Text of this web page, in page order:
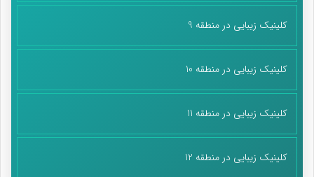
کلینیک زیبایی در منطقه 9
کلینیک زیبایی در منطقه 10
کلینیک زیبایی در منطقه 11
کلینیک زیبایی در منطقه 12